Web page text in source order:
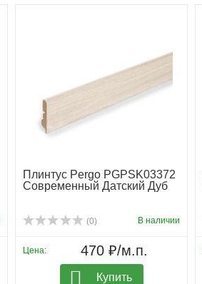
Плинтус Pergo PGPSK03372
Современный Датский Дуб
(0) В наличии
Цена: 470 ₽/м.п.
Купить